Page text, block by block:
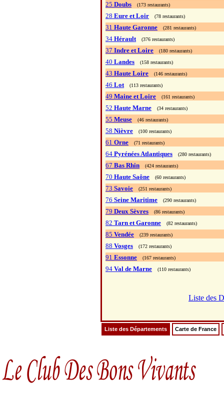
25 Doubs (173 restaurants)
28 Eure et Loir (78 restaurants)
31 Haute Garonne (281 restaurants)
34 Hérault (376 restaurants)
37 Indre et Loire (180 restaurants)
40 Landes (158 restaurants)
43 Haute Loire (146 restaurants)
46 Lot (113 restaurants)
49 Maine et Loire (161 restaurants)
52 Haute Marne (34 restaurants)
55 Meuse (46 restaurants)
58 Nièvre (100 restaurants)
61 Orne (71 restaurants)
64 Pyrénées Atlantiques (280 restaurants)
67 Bas Rhin (424 restaurants)
70 Haute Saône (60 restaurants)
73 Savoie (251 restaurants)
76 Seine Maritime (290 restaurants)
79 Deux Sèvres (86 restaurants)
82 Tarn et Garonne (82 restaurants)
85 Vendée (239 restaurants)
88 Vosges (172 restaurants)
91 Essonne (167 restaurants)
94 Val de Marne (110 restaurants)
Liste des
Liste des Départements Carte de France